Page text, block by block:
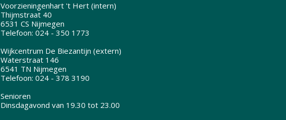
Voorzieningenhart 't Hert (intern)
Thijmstraat 40
6531 CS Nijmegen
Telefoon: 024 - 350 1773
Wijkcentrum De Biezantijn (extern)
Waterstraat 146
6541 TN Nijmegen
Telefoon: 024 - 378 3190
Senioren
Dinsdagavond van 19.30 tot 23.00